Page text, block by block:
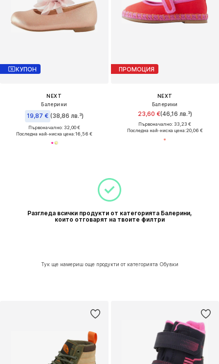
КУПОН
NEXT
Балерини
19,87 € (38,86 лв.³)
Първоначално: 32,00 €
Последна най-ниска цена:16,56 €
ПРОМОЦИЯ
NEXT
Балерини
23,60 €(46,16 лв.³)
Първоначално: 33,23 €
Последна най-ниска цена:20,06 €
Разгледа всички продукти от категорията Балерини,
които отговарят на твоите филтри
Тук ще намериш още продукти от категорията Обувки